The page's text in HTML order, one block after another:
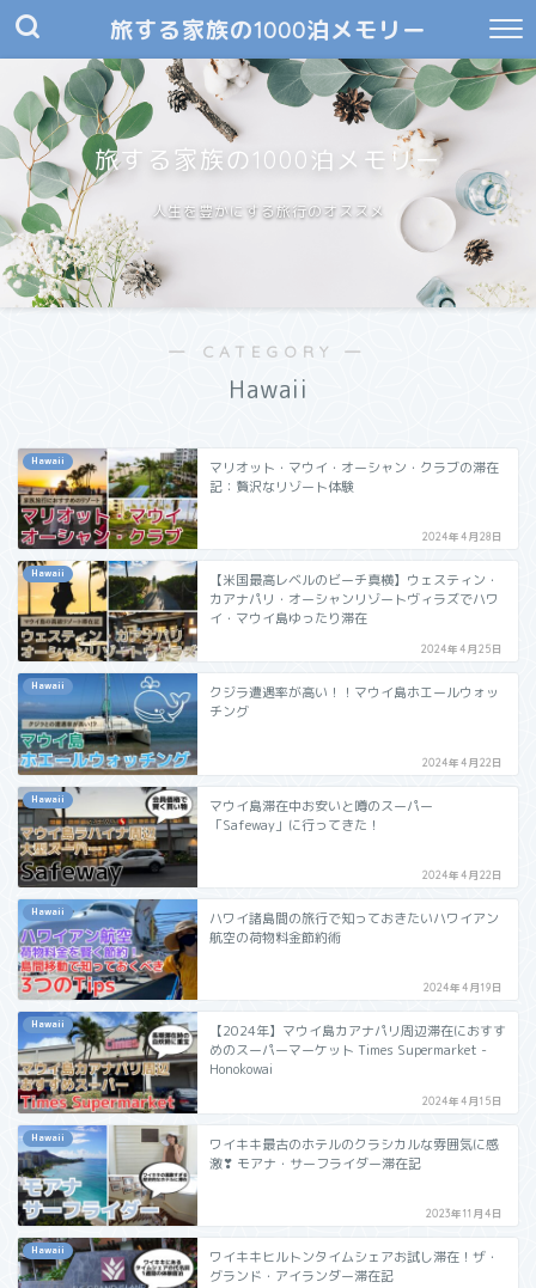
旅する家族の1000泊メモリー
旅する家族の1000泊メモリー
人生を豊かにする旅行のオススメ
― CATEGORY ―
Hawaii
Hawaii
マリオット・マウイ・オーシャン・クラブの滞在
記：贅沢なリゾート体験
2024年4月28日
Hawaii
【米国最高レベルのビーチ真横】ウェスティン・
カアナパリ・オーシャンリゾートヴィラズでハワ
イ・マウイ島ゆったり滞在
2024年4月25日
Hawaii
クジラ遭遇率が高い！！マウイ島ホエールウォッ
チング
2024年4月22日
Hawaii
マウイ島滞在中お安いと噂のスーパー
「Safeway」に行ってきた！
2024年4月22日
Hawaii
ハワイ諸島間の旅行で知っておきたいハワイアン
航空の荷物料金節約術
2024年4月19日
Hawaii
【2024年】マウイ島カアナパリ周辺滞在におすす
めのスーパーマーケット Times Supermarket -
Honokowai
2024年4月15日
Hawaii
ワイキキ最古のホテルのクラシカルな雰囲気に感
激❣ モアナ・サーフライダー滞在記
2023年11月4日
Hawaii
ワイキキヒルトンタイムシェアお試し滞在！ザ・
グランド・アイランダー滞在記